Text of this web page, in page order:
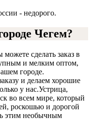
Чегем?
сделать заказ в
и мелким оптом,
городе.
и делаем хорошие
у нас.Устрица,
во всем мире, который
роскошью и дорогой
этим необычным